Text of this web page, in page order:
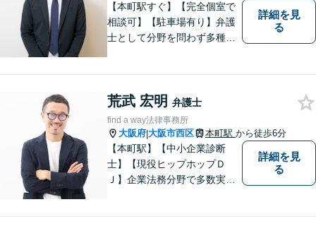
【本町駅すぐ】【完全個室で
相談可】【駐車場有り】弁護
士として分野を問わず多種多
ってしまう方もいらっしゃる
かもしれませんが、まずはお
気軽にご相談ください。
詳細を見
る
荒武 宏明 弁護士
find a way法律事務所
大阪府|大阪市西区 本町駅 から徒歩6分
【本町駅】【中小企業診断
士】【現役ヒップホップＤ
Ｊ】企業法務分野で多数実績
詳細を見
る